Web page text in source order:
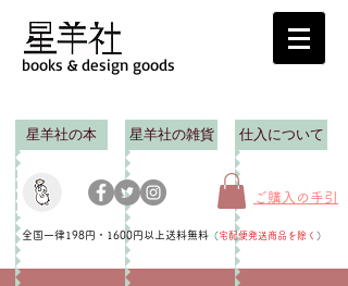
books & design goods
星羊社の本 星羊社の雑貨 仕入について
ご購入の手引
全国一律198円・1600円以上送料無料 （宅配便発送商品を除く ）